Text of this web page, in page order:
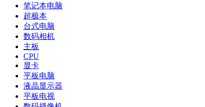
笔记本电脑
超极本
台式电脑
数码相机
主板
CPU
显卡
平板电脑
液晶显示器
平板电视